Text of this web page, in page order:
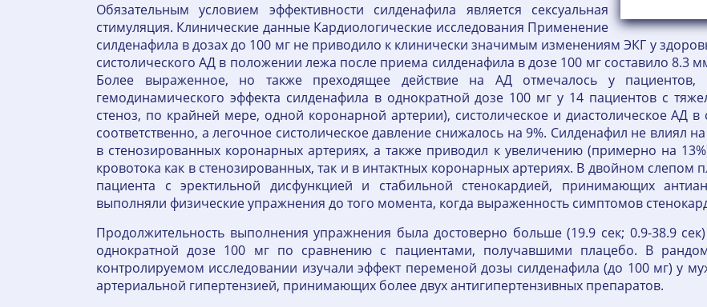
Обязательным условием эффективности силденафила является сексуальная
стимуляция. Клинические данные Кардиологические исследования Применение
силденафила в дозах до 100 мг не приводило к клинически значимым изменениям ЭКГ у
систолического АД в положении лежа после приема силденафила в дозе 100 мг составило 8.3
Более выраженное, но также преходящее действие на АД отмечалось у пациентов,
гемодинамического эффекта силденафила в однократной дозе 100 мг у 14 пациентов с
стеноз, по крайней мере, одной коронарной артерии), систолическое и диастолическое АД
соответственно, а легочное систолическое давление снижалось на 9%. Силденафил не влиял
в стенозированных коронарных артериях, а также приводил к увеличению (примерно на
кровотока как в стенозированных, так и в интактных коронарных артериях. В двойном
пациента с эректильной дисфункцией и стабильной стенокардией, принимающих
выполняли физические упражнения до того момента, когда выраженность симптомов
Продолжительность выполнения упражнения была достоверно больше (19.9 сек; 0.9-38.9
однократной дозе 100 мг по сравнению с пациентами, получавшими плацебо. В
контролируемом исследовании изучали эффект переменой дозы силденафила (до 100 мг) у
артериальной гипертензией, принимающих более двух антигипертензивных препаратов.